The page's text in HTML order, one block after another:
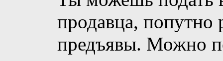
продавца, попутно
предъявы. Можно